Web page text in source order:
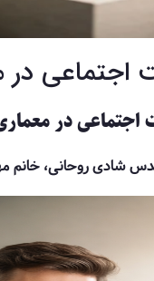
اجتماعی در
اجتماعی در
شادی روحانی، خانم